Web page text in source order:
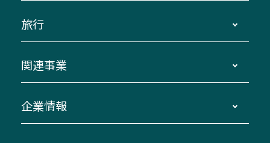
三重交通接近情報バスロケーションシステム
ダイヤ改正情報
迂回・休止について
臨時バスについて
伊勢二見鳥羽周遊バスCANばす
「みえブルーライン」（三重大学病院直通バ
伊賀～名古屋
南紀～VISON～名古屋
湯の山温泉～名古屋
桑名・長島温泉・金城ふ頭駅～中部国際空港
（休止中）
貸切バスのご利用について
お問い合わせ
旅行
貸切バス団体旅行
美し国周遊ばす
関連事業
自家用自動車車両運行管理
企業情報